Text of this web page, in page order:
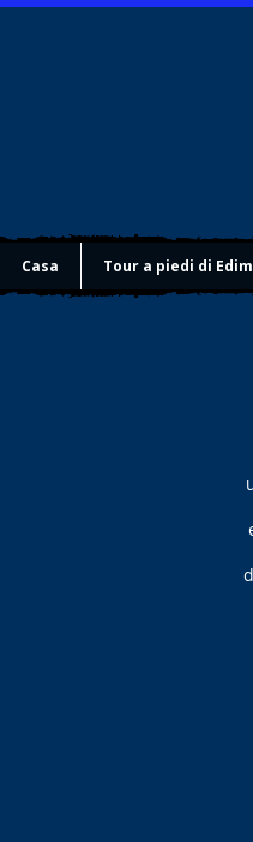
Casa Tour a piedi di